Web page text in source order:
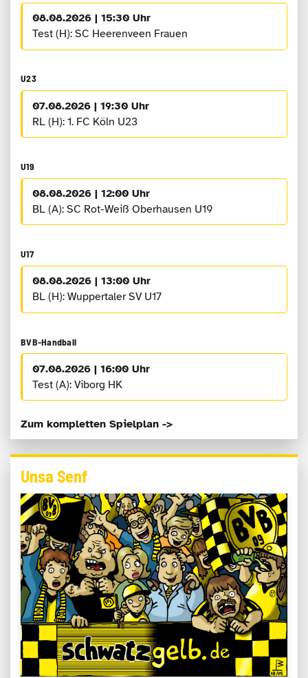
08.08.2026 | 15:30 Uhr
Test (H): SC Heerenveen Frauen
U23
07.08.2026 | 19:30 Uhr
RL (H): 1. FC Köln U23
U19
08.08.2026 | 12:00 Uhr
BL (A): SC Rot-Weiß Oberhausen U19
U17
08.08.2026 | 13:00 Uhr
BL (H): Wuppertaler SV U17
BVB-Handball
07.08.2026 | 16:00 Uhr
Test (A): Viborg HK
Zum kompletten Spielplan ->
Unsa Senf